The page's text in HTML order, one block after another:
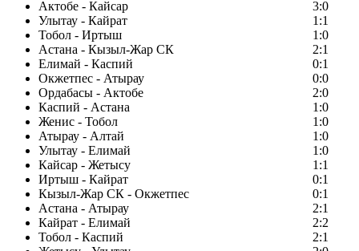
Актобе - Кайсар
3:0
Улытау - Кайрат
1:1
Тобол - Иртыш
1:0
Астана - Кызыл-Жар СК
2:1
Елимай - Каспий
0:1
Окжетпес - Атырау
0:0
Ордабасы - Актобе
2:0
Каспий - Астана
1:0
Женис - Тобол
1:0
Атырау - Алтай
1:0
Улытау - Елимай
1:0
Кайсар - Жетысу
1:1
Иртыш - Кайрат
0:1
Кызыл-Жар СК - Окжетпес
0:1
Астана - Атырау
2:1
Кайрат - Елимай
2:2
Тобол - Каспий
2:1